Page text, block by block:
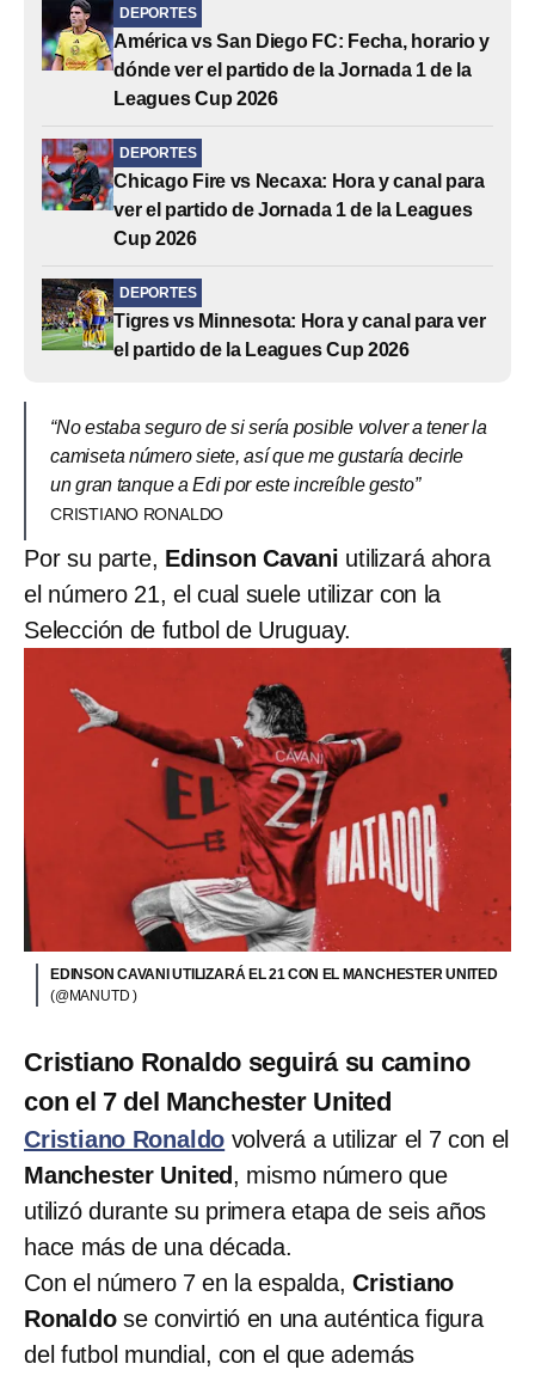
DEPORTES
América vs San Diego FC: Fecha, horario y
dónde ver el partido de la Jornada 1 de la
Leagues Cup 2026
DEPORTES
Chicago Fire vs Necaxa: Hora y canal para
ver el partido de Jornada 1 de la Leagues
Cup 2026
DEPORTES
Tigres vs Minnesota: Hora y canal para ver
el partido de la Leagues Cup 2026
“No estaba seguro de si sería posible volver a tener la
camiseta número siete, así que me gustaría decirle
un gran tanque a Edi por este increíble gesto”
CRISTIANO RONALDO
Por su parte, Edinson Cavani utilizará ahora
el número 21, el cual suele utilizar con la
Selección de futbol de Uruguay.
EDINSON CAVANI UTILIZARÁ EL 21 CON EL MANCHESTER UNITED
(@MANUTD )
Cristiano Ronaldo seguirá su camino
con el 7 del Manchester United
Cristiano Ronaldo volverá a utilizar el 7 con el
Manchester United , mismo número que
utilizó durante su primera etapa de seis años
hace más de una década.
Con el número 7 en la espalda, Cristiano
Ronaldose convirtió en una auténtica figura
del futbol mundial, con el que además